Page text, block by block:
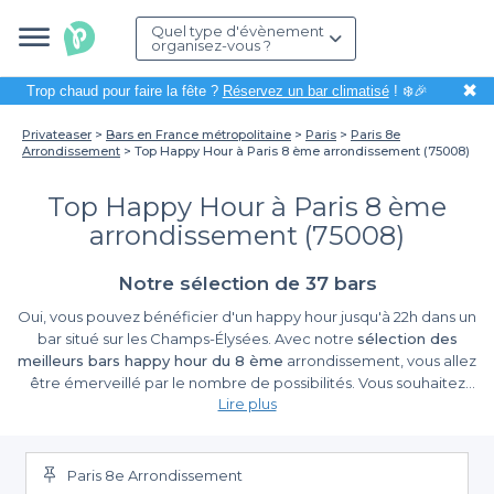
Quel type d'évènement
organisez-vous ?
Trop chaud pour faire la fête ? Réservez un bar climatisé! ❄️🎉 ✖
Privateaser Bars en France métropolitaine Paris
Paris 8e
Arrondissement
Top Happy Hour à Paris 8 ème arrondissement (75008)
Top Happy Hour à Paris 8 ème
arrondissement (75008)
Notre sélection de 37 bars
Oui, vous pouvez bénéficier d'un happy hour jusqu'à 22h dans un
bar situé sur les Champs-Élysées. Avec notre sélection des
meilleurs bars happy hour du 8 ème arrondissement, vous allez
être émerveillé par le nombre de possibilités. Vous souhaitez
boire un verre pas cher tranquillement à côté des plus beaux
possible avec nosbars happy hour de Paris 8et on espère que
vous vous rendez compte de votre chance unique. Pourquoi ne
Lire plus
Paris 8e Arrondissement